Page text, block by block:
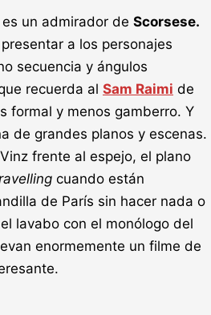
un admirador de Scorsese.
a los personajes
secuencia y ángulos
recuerda al Sam Raimi de
formal y menos gamberro. Y
de grandes planos y escenas.
frente al espejo, el plano
cuando están
de París sin hacer nada o
lavabo con el monólogo del
enormemente un filme de